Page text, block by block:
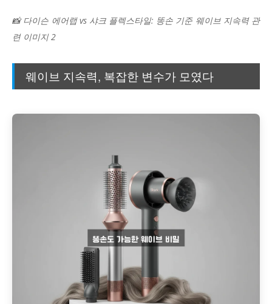
📸 다이슨 에어랩 vs 샤크 플렉스타일: 똥손 기준 웨이브 지속력 관
련 이미지 2
웨이브 지속력, 복잡한 변수가 모였다